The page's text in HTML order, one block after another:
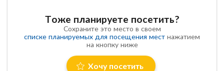
Тоже планируете посетить?
Сохраните это место в своем
списке планируемых для посещения мест нажатием
на кнопку ниже
Хочу посетить